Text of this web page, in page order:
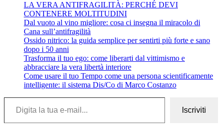
LA VERA ANTIFRAGILITÀ: PERCHÉ DEVI
CONTENERE MOLTITUDINI
Dal vuoto al vino migliore: cosa ci insegna il miracolo di
Cana sull’antifragilità
Ossido nitrico: la guida semplice per sentirti più forte e sano
dopo i 50 anni
Trasforma il tuo ego: come liberarti dal vittimismo e
abbracciare la vera libertà interiore
Come usare il tuo Tempo come una persona scientificamente
intelligente: il sistema Dis/Co di Marco Costanzo
Digita la tua e-mail...
Iscriviti